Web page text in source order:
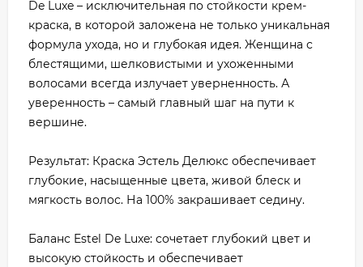
De Luxe – исключительная по стойкости крем-
краска, в которой заложена не только уникальная
формула ухода, но и глубокая идея. Женщина с
блестящими, шелковистыми и ухоженными
волосами всегда излучает уверненность. А
уверенность – самый главный шаг на пути к
вершине.
Результат: Краска Эстель Делюкс обеспечивает
глубокие, насыщенные цвета, живой блеск и
мягкость волос. На 100% закрашивает седину.
Баланс Estel De Luxe: сочетает глубокий цвет и
высокую стойкость и обеспечивает